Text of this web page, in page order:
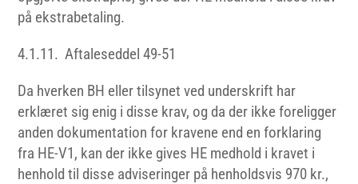
på ekstrabetaling.
4.1.11. Aftaleseddel 49-51
Da hverken BH eller tilsynet ved underskrift har
erklæret sig enig i disse krav, og da der ikke foreligger
anden dokumentation for kravene end en forklaring
fra HE-V1, kan der ikke gives HE medhold i kravet i
henhold til disse adviseringer på henholdsvis 970 kr.,